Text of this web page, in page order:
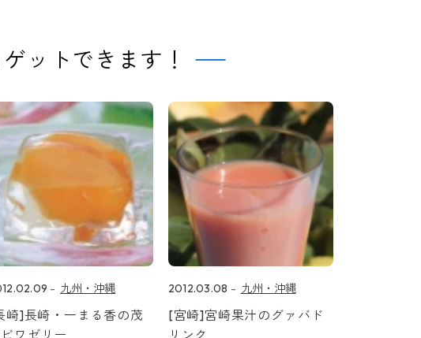
ットできます！
九州・沖縄
崎]長崎・一まる香の茂
2012.03.08 九州・沖縄
[宮崎]宮崎果汁のグァバド